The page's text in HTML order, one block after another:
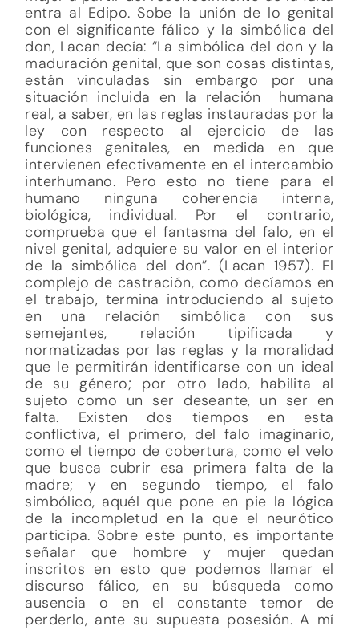
entra al Edipo. Sobe la unión de lo genital
con el significante fálico y la simbólica del
don, Lacan decía: “La simbólica del don y la
maduración genital, que son cosas distintas,
están vinculadas sin embargo por una
situación incluida en la relación
humana
real, a saber, en las reglas instauradas por la
ley con respecto al ejercicio de las
funciones genitales, en medida en que
intervienen efectivamente en el intercambio
interhumano. Pero esto no tiene para el
humano ninguna coherencia interna,
biológica, individual. Por el contrario,
comprueba que el fantasma del falo, en el
nivel genital, adquiere su valor en el interior
de la simbólica del don”. (Lacan 1957). El
complejo de castración, como decíamos en
el trabajo, termina introduciendo al sujeto
en una relación simbólica con sus
semejantes, relación tipificada y
normatizadas por las reglas y la moralidad
que le permitirán identificarse con un ideal
de su género; por otro lado, habilita al
sujeto como un ser deseante, un ser en
falta. Existen dos tiempos en esta
conflictiva, el primero, del falo imaginario,
como el tiempo de cobertura, como el velo
que busca cubrir esa primera falta de la
madre; y en segundo tiempo, el falo
simbólico, aquél que pone en pie la lógica
de la incompletud en la que el neurótico
participa. Sobre este punto, es importante
señalar que hombre y mujer quedan
inscritos en esto que podemos llamar el
discurso fálico, en su búsqueda como
ausencia o en el constante temor de
perderlo, ante su supuesta posesión. A mí